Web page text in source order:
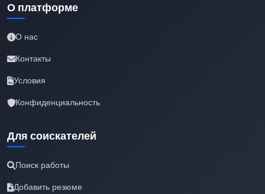
О платформе
О нас
Контакты
Условия
Конфиденциальность
Для соискателей
Поиск работы
Добавить резюме